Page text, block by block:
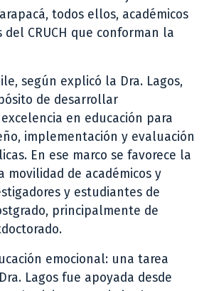
todos ellos, académicos
del CRUCH que conforman la
según explicó la Dra. Lagos,
de desarrollar
en educación para
implementación y evaluación
En ese marco se favorece la
movilidad de académicos y
y estudiantes de
principalmente de
emocional: una tarea
Lagos fue apoyada desde